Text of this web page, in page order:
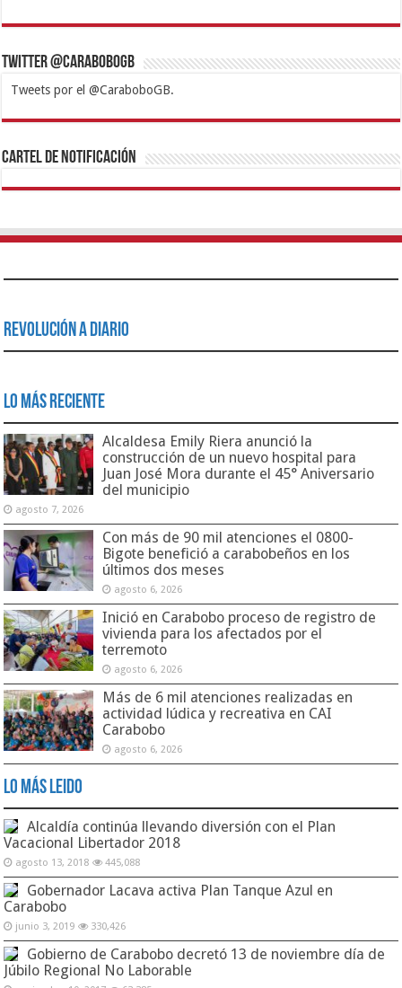
Twitter @CaraboboGB
Tweets por el @CaraboboGB.
1xbetBetturkeyBetistKralbetSupertotobetTipobetMatadorbetMariobet
https://mvbcasino.com/
Cartel de Notificación
Revolución a Diario
Lo Más Reciente
Alcaldesa Emily Riera anunció la
construcción de un nuevo hospital para
Juan José Mora durante el 45° Aniversario
del municipio
agosto 7, 2026
Con más de 90 mil atenciones el 0800-
Bigote benefició a carabobeños en los
últimos dos meses
agosto 6, 2026
Inició en Carabobo proceso de registro de
vivienda para los afectados por el
terremoto
agosto 6, 2026
Más de 6 mil atenciones realizadas en
actividad lúdica y recreativa en CAI
Carabobo
agosto 6, 2026
Lo Más Leido
Alcaldía continúa llevando diversión con el Plan
Vacacional Libertador 2018
agosto 13, 2018 445,088
Gobernador Lacava activa Plan Tanque Azul en
Carabobo
junio 3, 2019 330,426
Gobierno de Carabobo decretó 13 de noviembre día de
Júbilo Regional No Laborable